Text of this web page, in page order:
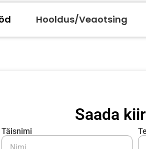
Hooldus/Veaotsing
Saada
Täisnimi